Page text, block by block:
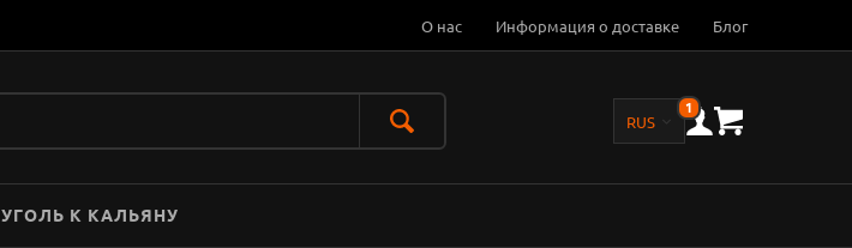
О нас Информация о доставке Блог
1
УГОЛЬ К КАЛЬЯНУ